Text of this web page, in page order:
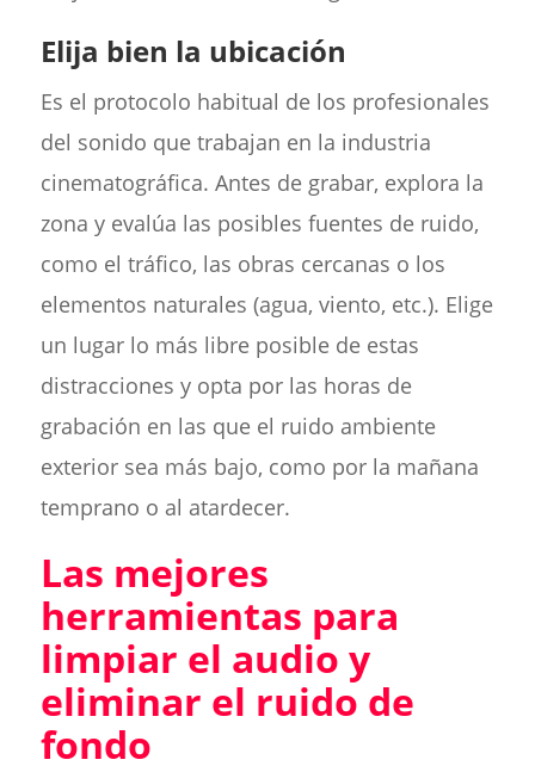
Elija bien la ubicación
Es el protocolo habitual de los profesionales
del sonido que trabajan en la industria
cinematográfica. Antes de grabar, explora la
zona y evalúa las posibles fuentes de ruido,
como el tráfico, las obras cercanas o los
elementos naturales (agua, viento, etc.). Elige
un lugar lo más libre posible de estas
distracciones y opta por las horas de
grabación en las que el ruido ambiente
exterior sea más bajo, como por la mañana
temprano o al atardecer.
Las mejores
herramientas para
limpiar el audio y
eliminar el ruido de
fondo